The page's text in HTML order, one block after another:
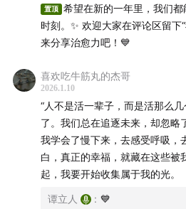
命名、频率、意义感、微小
我越来越相信，治愈我们的，往
这些
对抗混沌的方式，是萤火般
台北跨年夜，把第一个金色
青春的琥珀：旧地重游、与
置顶
希望在新的一年里，我们
时刻。✨ 欢迎大家在评论区留下
来分享治愈力吧！💙
喜欢吃牛筋丸的杰哥
2026.1.10
“人不是活一辈子，而是活那么
了。我们总在追逐未来，却忽略
我学会了慢下来，去感受呼吸，
白，真正的幸福，就藏在这些被
起，我要开始收集属于我的光。
谭立人 : 💙